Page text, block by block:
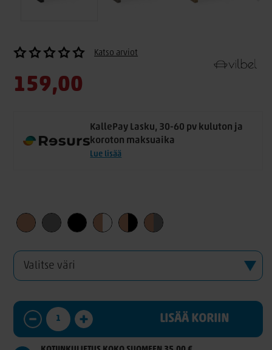
Katso arviot
159,00
KallePay Lasku, 30-60 pv kuluton ja
koroton maksuaika
Lue lisää
LISÄÄ KORIIN